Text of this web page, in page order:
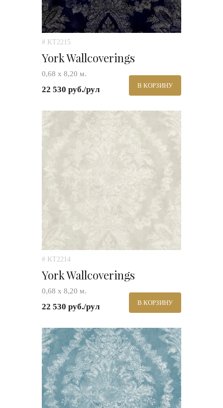
# KT2215
York Wallcoverings
0,68 х 8,20 м.
22 530 руб./рул В КОРЗИНУ
# KT2214
York Wallcoverings
0,68 х 8,20 м.
22 530 руб./рул В КОРЗИНУ